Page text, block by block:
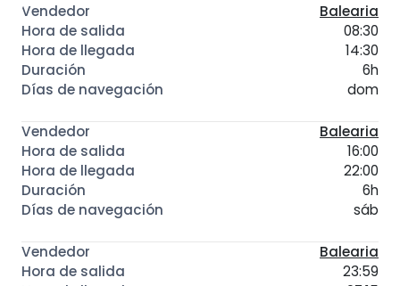
Balearia
08:30
14:30
6h
dom
Balearia
16:00
22:00
6h
sáb
Balearia
23:59